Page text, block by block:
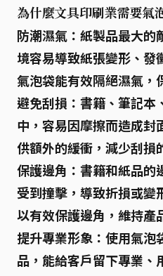
為什麼文具印刷業需要氣
防潮濕氣： 紙製品最大的
境容易導致紙張變形、發
氣泡袋能有效隔絕濕氣，
避免刮損： 書籍、筆記本
中，容易因摩擦而造成封
供額外的緩衝，減少刮損
保護邊角： 書籍和紙品的
受到撞擊，導致折損或變
以有效保護邊角，維持產
提升專業形象： 使用氣泡
品，能給客戶留下專業、